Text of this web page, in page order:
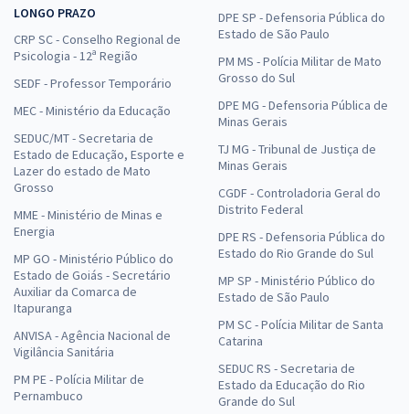
LONGO PRAZO
CRP SC - Conselho Regional de
Psicologia - 12ª Região
SEDF - Professor Temporário
MEC - Ministério da Educação
SEDUC/MT - Secretaria de
Estado de Educação, Esporte e
Lazer do estado de Mato
Grosso
MME - Ministério de Minas e
Energia
MP GO - Ministério Público do
Estado de Goiás - Secretário
Auxiliar da Comarca de
Itapuranga
ANVISA - Agência Nacional de
Vigilância Sanitária
PM PE - Polícia Militar de
Pernambuco
DPE SP - Defensoria Pública do
Estado de São Paulo
PM MS - Polícia Militar de Mato
Grosso do Sul
DPE MG - Defensoria Pública de
Minas Gerais
TJ MG - Tribunal de Justiça de
Minas Gerais
CGDF - Controladoria Geral do
Distrito Federal
DPE RS - Defensoria Pública do
Estado do Rio Grande do Sul
MP SP - Ministério Público do
Estado de São Paulo
PM SC - Polícia Militar de Santa
Catarina
SEDUC RS - Secretaria de
Estado da Educação do Rio
Grande do Sul